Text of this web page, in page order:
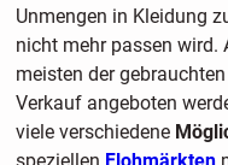
Unmengen in Kleidung
nicht mehr passen wird.
meisten der
Verkauf angeboten
viele verschiedene